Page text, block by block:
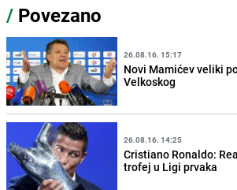
/ Povezano
26.08.16. 15:17
Novi Mamićev veliki
Velkoskog
26.08.16. 14:25
Cristiano Ronaldo:
trofej u Ligi prvaka